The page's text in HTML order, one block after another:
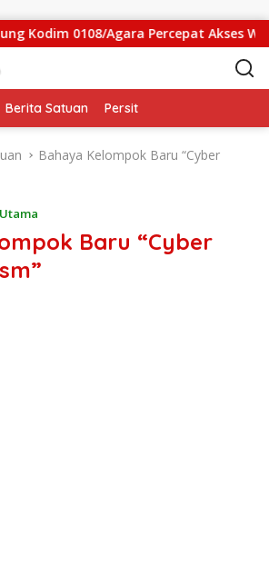
0108/Agara Percepat Akses Warga
Berita Satuan Persit
Bahaya Kelompok Baru “Cyber
Baru “Cyber